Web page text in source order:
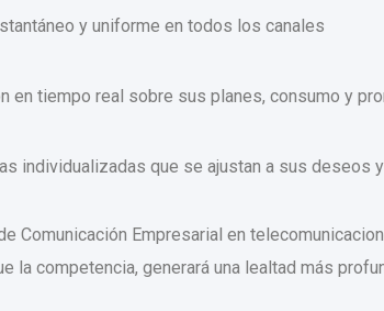
y uniforme en todos los canales
en tiempo real sobre sus planes, consumo y
individualizadas que se ajustan a sus deseos
Comunicación Empresarial en
la competencia, generará una lealtad más